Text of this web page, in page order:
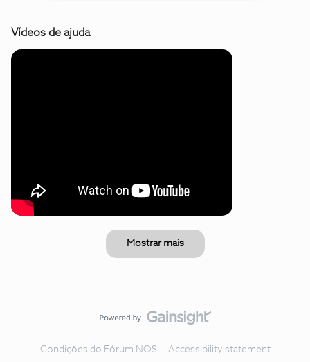
Vídeos de ajuda
Mostrar mais
Condições do Fórum NOS Accessibility statement